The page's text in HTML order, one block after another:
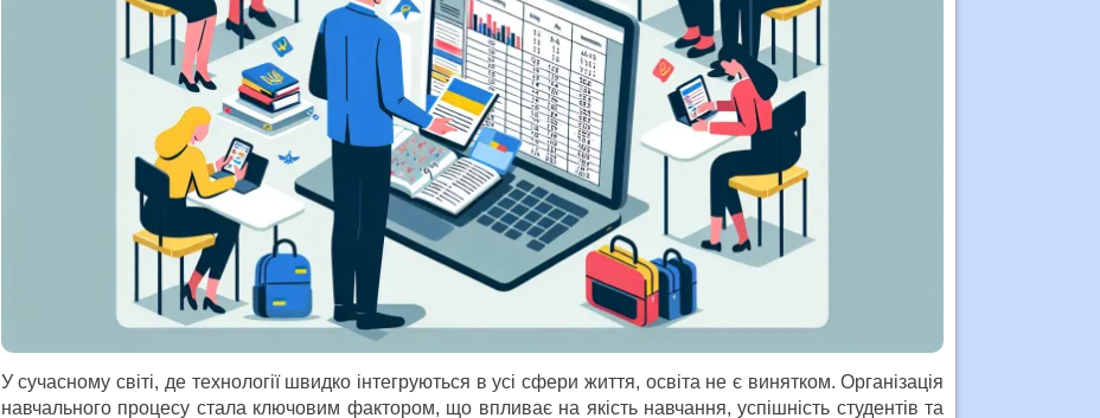
У сучасному світі, де технології швидко інтегруються в усі сфери життя, освіта не є винятком. Організація
навчального процесу стала ключовим фактором, що впливає на якість навчання, успішність студентів та